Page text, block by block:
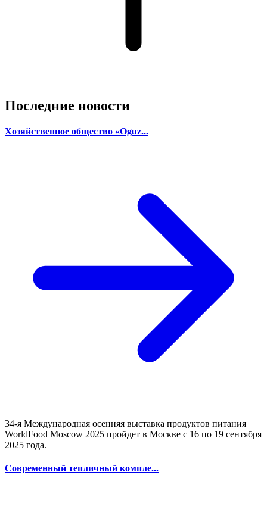
Последние новости
Хозяйственное общество «Oguz...
34-я Международная осенняя выставка продуктов питания
WorldFood Moscow 2025 пройдет в Москве с 16 по 19 сентября
2025 года.
Современный тепличный компле...